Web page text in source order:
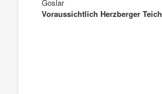
Goslar
Voraussichtlich Herzberger Teich